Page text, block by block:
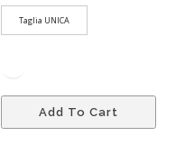
Taglia UNICA
Add To Cart